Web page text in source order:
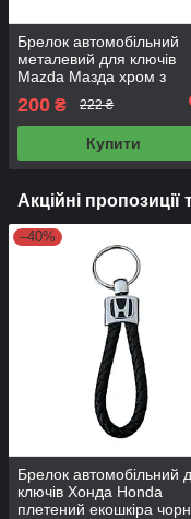
Брелок автомобільний
металевий для ключів
Mazda Мазда хром з
200 ₴ 222 ₴
Купити
Акційні пропозиції
–40%
Брелок автомобільний
ключів Хонда Honda
плетений екошкіра